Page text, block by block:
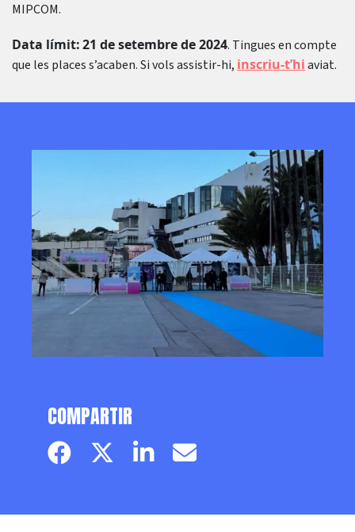
MIPCOM.
Data límit:21 de setembre de 2024. Tingues en compte
que les places s’acaben. Si vols assistir-hi, inscriu-t’hiaviat.
COMPARTIR
Facebook pageTwitter page
LinkedinEmail